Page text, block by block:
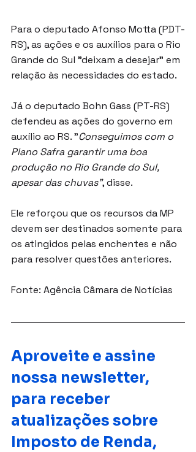
Para o deputado Afonso Motta (PDT-
RS), as ações e os auxílios para o Rio
Grande do Sul "deixam a desejar" em
relação às necessidades do estado.
Já o deputado Bohn Gass (PT-RS)
defendeu as ações do governo em
auxílio ao RS. "Conseguimos com o
Plano Safra garantir uma boa
produção no Rio Grande do Sul,
apesar das chuvas", disse.
Ele reforçou que os recursos da MP
devem ser destinados somente para
os atingidos pelas enchentes e não
para resolver questões anteriores.
Fonte: Agência Câmara de Notícias
Aproveite e assine
nossa newsletter,
para receber
atualizações sobre
Imposto de Renda,